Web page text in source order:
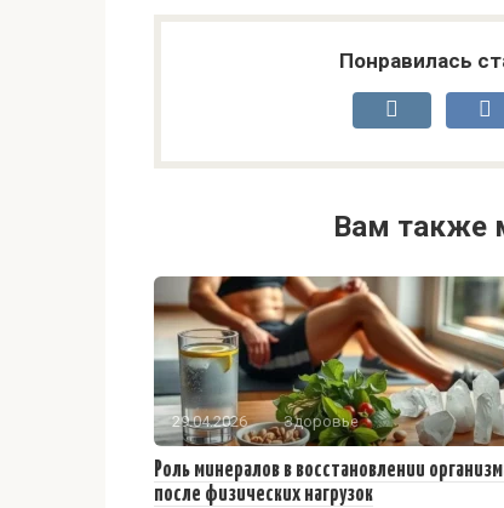
Понравилась
Вам также
29.04.2026 Здоровье
Роль минералов в восстановлении
после физических нагрузок